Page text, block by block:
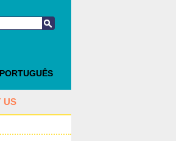
PORTUGUÊS
US